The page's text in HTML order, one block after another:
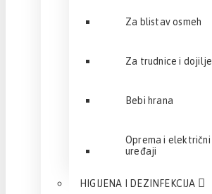
Za blistav osmeh
Za trudnice i dojilje
Bebi hrana
Oprema i električni
uređaji
HIGIJENA I DEZINFEKCIJA